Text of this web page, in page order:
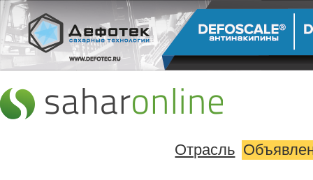
Отрасль